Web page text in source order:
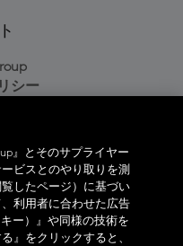
シー
リシー
ー
プリ
』とそのサプライヤー
ビスとのやり取りを測
したページ）に基づい
利用者に合わせた広告
ー）』や同様の技術を
』をクリックすると、